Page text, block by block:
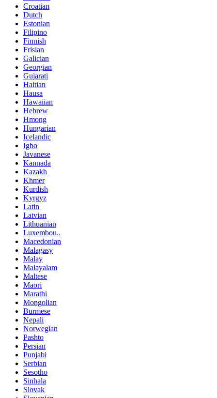
Croatian
Dutch
Estonian
Filipino
Finnish
Frisian
Galician
Georgian
Gujarati
Haitian
Hausa
Hawaiian
Hebrew
Hmong
Hungarian
Icelandic
Igbo
Javanese
Kannada
Kazakh
Khmer
Kurdish
Kyrgyz
Latin
Latvian
Lithuanian
Luxembou..
Macedonian
Malagasy
Malay
Malayalam
Maltese
Maori
Marathi
Mongolian
Burmese
Nepali
Norwegian
Pashto
Persian
Punjabi
Serbian
Sesotho
Sinhala
Slovak